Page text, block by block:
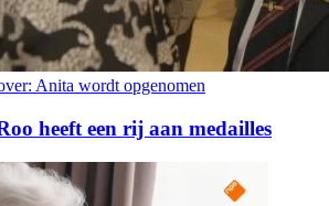
Anita wordt opgenomen
heeft een rij aan medailles